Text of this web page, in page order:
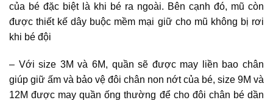
của bé đặc biệt là khi bé ra ngoài. Bên cạnh đó, mũ còn
được thiết kế dây buộc mềm mại giữ cho mũ không bị rơi
khi bé đội
– Với size 3M và 6M, quần sẽ được may liền bao chân
giúp giữ ấm và bảo vệ đôi chân non nớt của bé, size 9M và
12M được may quần ống thường để cho đôi chân bé dần